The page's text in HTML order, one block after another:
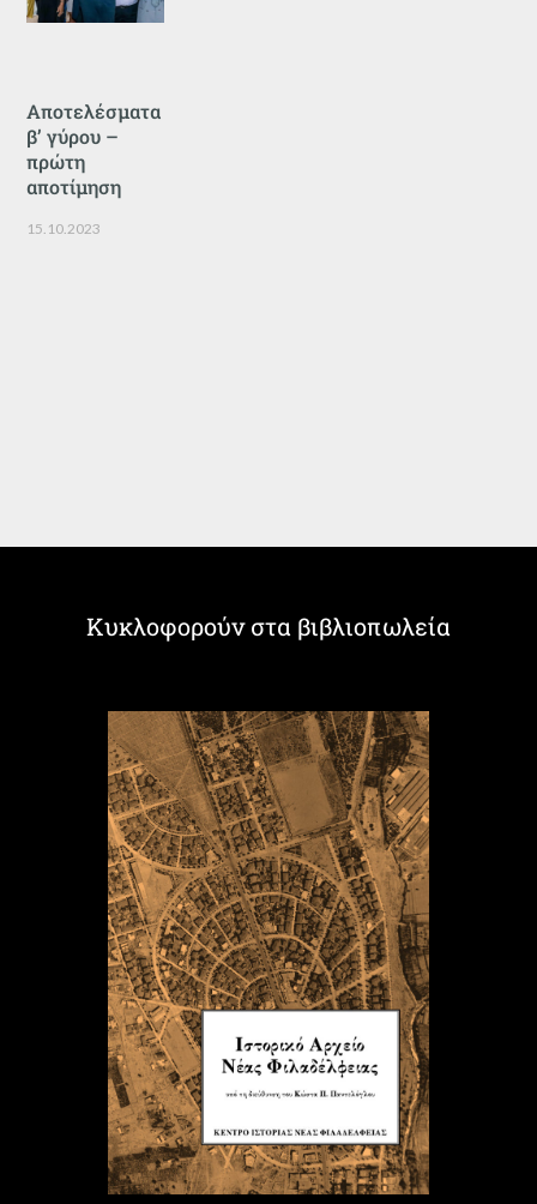
Αποτελέσματα
β’ γύρου –
πρώτη
αποτίμηση
15.10.2023
Κυκλοφορούν στα βιβλιοπωλεία